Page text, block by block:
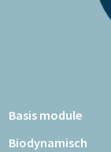
Basis module
Biodynamisch